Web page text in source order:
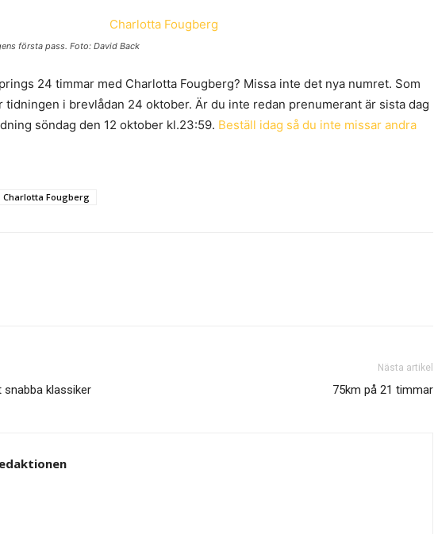
första pass. Foto: David Back
24 timmar med Charlotta Fougberg? Missa inte det nya numret. Som
tidningen i brevlådan 24 oktober. Är du inte redan prenumerant är sista dag
söndag den 12 oktober kl.23:59. Beställ idag så du inte missar andra
Charlotta Fougberg
snabba klassiker
Nästa artikel
75km på 21 timmar